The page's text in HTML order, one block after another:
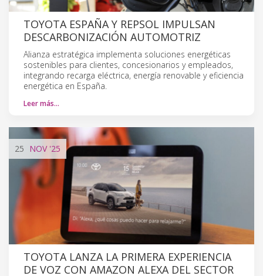
TOYOTA ESPAÑA Y REPSOL IMPULSAN
DESCARBONIZACIÓN AUTOMOTRIZ
Alianza estratégica implementa soluciones energéticas
sostenibles para clientes, concesionarios y empleados,
integrando recarga eléctrica, energía renovable y eficiencia
energética en España.
Leer más…
25 NOV'25
TOYOTA LANZA LA PRIMERA EXPERIENCIA
DE VOZ CON AMAZON ALEXA DEL SECTOR